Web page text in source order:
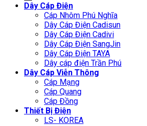
Dây Cáp Điện
Cáp Nhôm Phú Nghĩa
Dây Cáp Điện Cadisun
Dây Cáp Điện Cadivi
Dây Cáp Điện SangJin
Dây Cáp Điện TAYA
Dây cáp điện Trần Phú
Dây Cáp Viễn Thông
Cáp Mạng
Cáp Quang
Cáp Đồng
Thiết Bị Điện
LS- KOREA